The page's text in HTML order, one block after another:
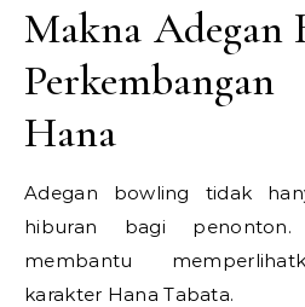
Makna Adegan
Hana
Adegan bowling tidak
hiburan bagi
membantu
karakter Hana Tabata.